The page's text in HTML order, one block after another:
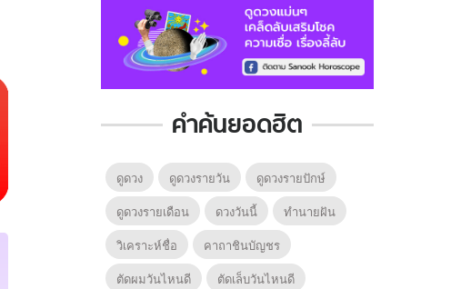
คำค้นยอดฮิต
ดูดวง ดูดวงรายวัน
ดูดวงรายปักษ์
ดูดวงรายเดือน
ดวงวันนี้
ทํานายฝัน
วิเคราะห์ชื่อ
คาถาชินบัญชร
ตัดผมวันไหนดี
ตัดเล็บวันไหนดี